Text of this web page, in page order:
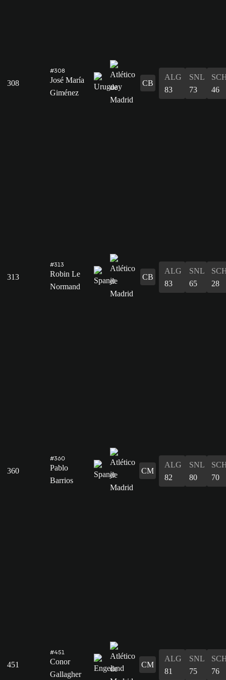
308
#308
José María
Giménez
CB
ALG
83
SNL
73
46
313
#313
Robin Le
Normand
CB
ALG
83
SNL
65
28
360
#360
Pablo
Barrios
CM
ALG
82
SNL
80
70
451
#451
Conor
Gallagher
CM
ALG
81
SNL
75
76